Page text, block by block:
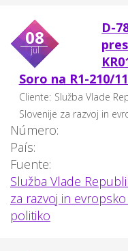
08
jul
D-
Soro na R1-210/
Cliente: Služba Vlade
Slovenije za razvoj in
Número:
País:
Fuente:
Služba Vlade
za razvoj in
politiko